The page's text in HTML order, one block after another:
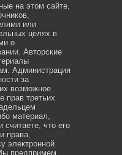
на этом сайте,
или
целях в
о
Авторские
Администрация
за
возможное
прав третьих
материал,
считаете, что его
права,
электронной
предпримем